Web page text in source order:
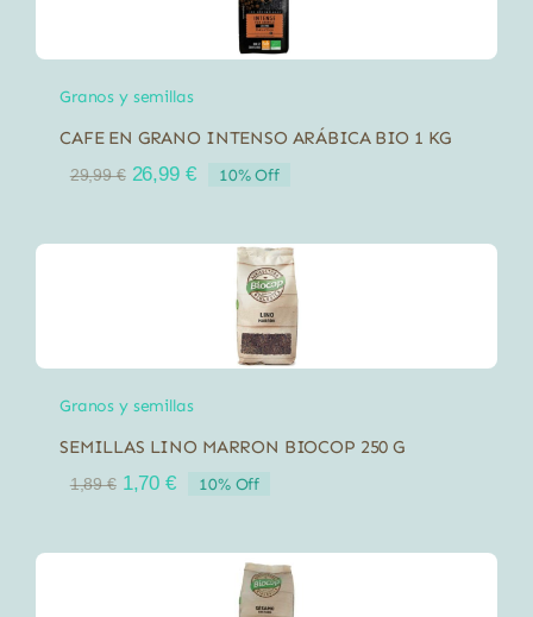
Granos y semillas
CAFE EN GRANO INTENSO ARÁBICA BIO 1 KG
29,99€ El
era:
26,99 €El
es:
26,99 €.
10% Off
Granos y semillas
SEMILLAS LINO MARRON BIOCOP 250 G
1,89€ El
era:
1,70 €El
es:
10% Off